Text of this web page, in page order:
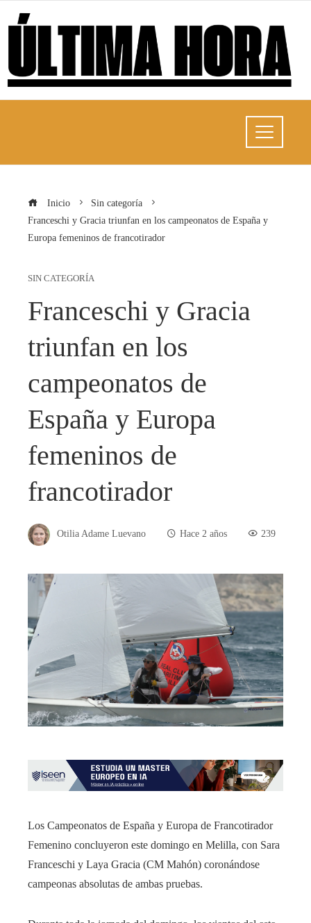
Inicio
Sin categoría
Franceschi y Gracia triunfan en los campeonatos de España y
Europa femeninos de francotirador
SIN CATEGORÍA
Franceschi y Gracia
triunfan en los
campeonatos de
España y Europa
femeninos de
francotirador
Otilia Adame Luevano Hace 2 años 239
Los Campeonatos de España y Europa de Francotirador
Femenino concluyeron este domingo en Melilla, con Sara
Franceschi y Laya Gracia (CM Mahón) coronándose
campeonas absolutas de ambas pruebas.